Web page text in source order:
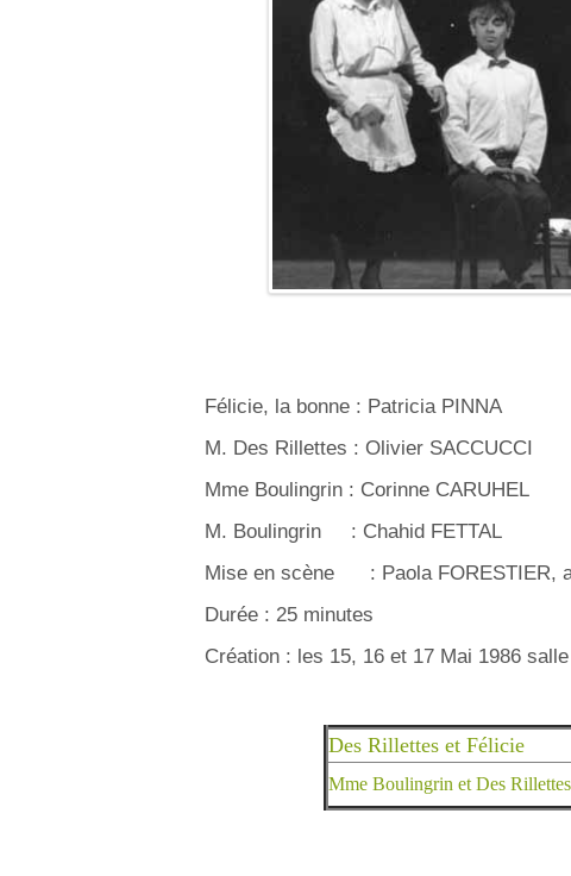
Félicie, la bonne : Patricia PINNA
M. Des Rillettes : Olivier SACCUCCI
Mme Boulingrin : Corinne CARUHEL
M. Boulingrin : Chahid FETTAL
Mise en scène : Paola FORESTIER,
Durée : 25 minutes
Création : les 15, 16 et 17 Mai 1986
Des Rillettes et Félicie
Mme Boulingrin et Des Rillettes